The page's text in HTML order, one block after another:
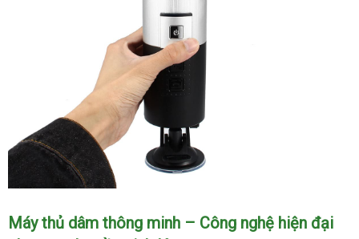
Máy
thủ
Máy thủ dâm thông minh – Công nghệ hiện đại